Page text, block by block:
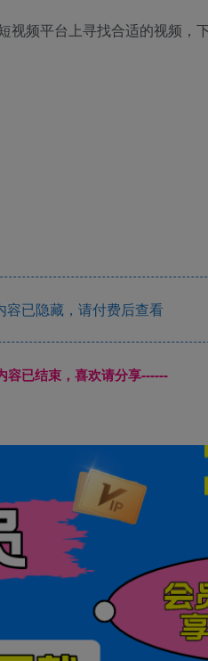
频平台上寻找合适的视频，
已隐藏，请付费后查看
容已结束，喜欢请分享------